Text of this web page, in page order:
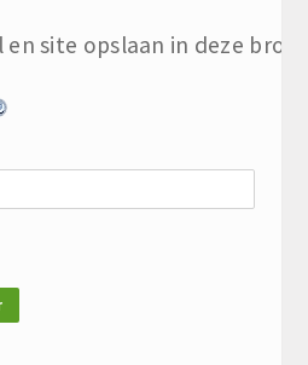
en site opslaan in deze